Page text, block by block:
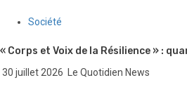
Société
« Corps et Voix de la Résilience » :
30 juillet 2026 Le Quotidien News